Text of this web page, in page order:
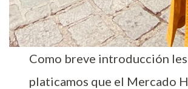
Como breve introducción les
platicamos que el Mercado